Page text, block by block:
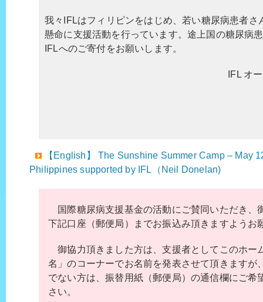
我々IFLはフィリピンをはじめ、若い糖尿病患者さ
懸命に支援活動を行っています。途上国の糖尿病
IFLへのご寄付をお願いします。
IFL オ
【English】 The Sunshine Summer Camp – May
Philippines supported by IFL（Neil Donelan)
国際糖尿病支援基金の活動にご賛同いただき、
下記口座（郵便局）までお振込み頂きますようお
御協力頂きました方は、支援者としてこのホー
名」のコーナーでお名前を発表させて頂きますが
でない方は、振替用紙（郵便局）の通信欄にご希
さい。